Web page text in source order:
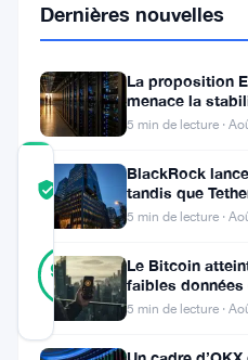
après
MiCA
COMMUNITY
TRUST
SCORE
Vérifié
90%
RÉEL
Vérifié
votes
Mis à jour 1 mois il y a
Dernières nouvelles
La proposition
menace la
stakés et de la
5 min de lecture ·
BlackRock
tandis que
bénéfices au T2
5 min de lecture ·
Le Bitcoin
faibles
une hausse des
5 min de lecture ·